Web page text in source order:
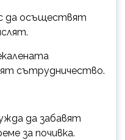
да осъществят
сътрудничество.
да забавят
за почивка.